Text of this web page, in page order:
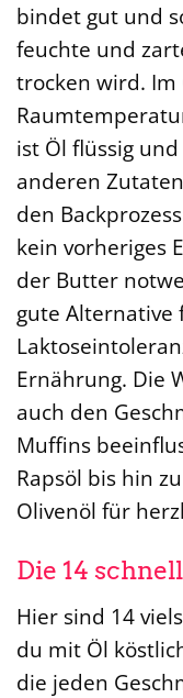
bindet gut und
feuchte und
trocken wird. Im
ist Öl flüssig
anderen
den
kein vorheriges
der Butter
gute Alternative
Ernährung. Die
auch den
Muffins
Rapsöl bis hin
Olivenöl für
Die 14
Hier sind 14
du mit Öl
die jeden